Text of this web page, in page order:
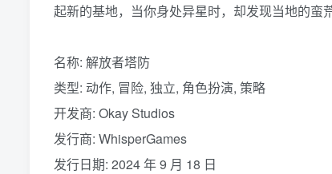
起新的基地，当你身处异星时，却发现当地的蛮
名称: 解放者塔防
类型: 动作, 冒险, 独立, 角色扮演, 策略
开发商: Okay Studios
发行商: WhisperGames
发行日期: 2024 年 9 月 18 日